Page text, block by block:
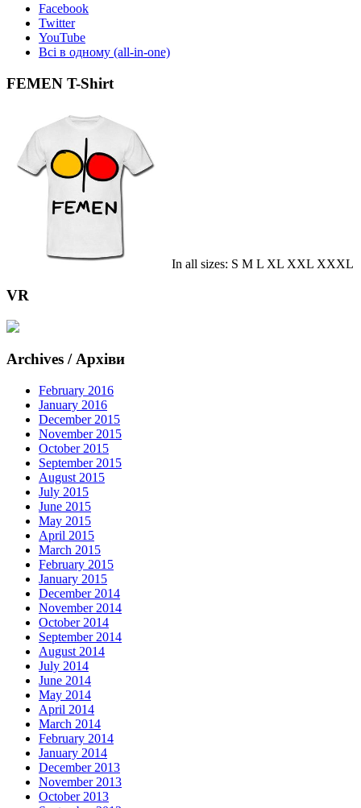
Facebook
Twitter
YouTube
Всі в одному (all-in-one)
FEMEN T-Shirt
In all sizes: S M L XL XXL XXXL
VR
Archives / Архіви
February 2016
January 2016
December 2015
November 2015
October 2015
September 2015
August 2015
July 2015
June 2015
May 2015
April 2015
March 2015
February 2015
January 2015
December 2014
November 2014
October 2014
September 2014
August 2014
July 2014
June 2014
May 2014
April 2014
March 2014
February 2014
January 2014
December 2013
November 2013
October 2013